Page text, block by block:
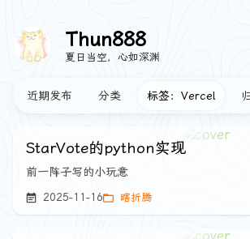
Thun888
夏日当空，心如深渊
近期发布 分类 标签：Vercel
StarVote的python实现
前一阵子写的小玩意
2025-11-16 瞎折腾